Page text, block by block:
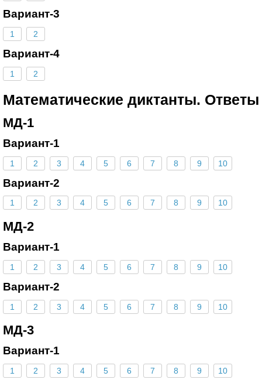
Вариант-3
1 2
Вариант-4
1 2
Математические диктанты. Ответы
МД-1
Вариант-1
1 2 3 4 5 6 7 8 9 10
Вариант-2
1 2 3 4 5 6 7 8 9 10
МД-2
Вариант-1
1 2 3 4 5 6 7 8 9 10
Вариант-2
1 2 3 4 5 6 7 8 9 10
МД-3
Вариант-1
1 2 3 4 5 6 7 8 9 10